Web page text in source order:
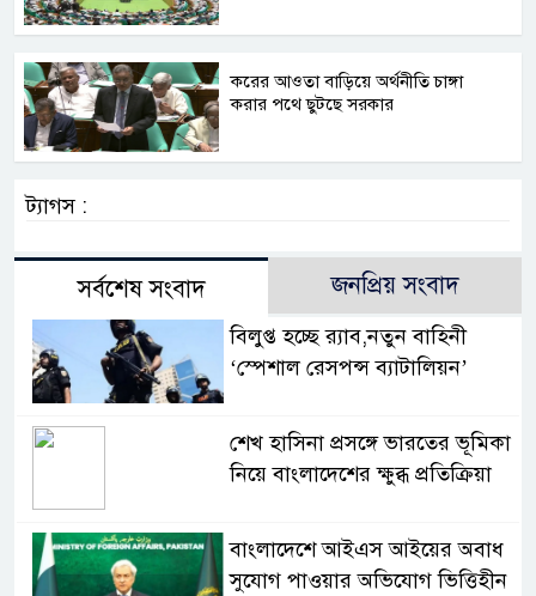
করের আওতা বাড়িয়ে অর্থনীতি চাঙ্গা
করার পথে ছুটছে সরকার
ট্যাগস :
সর্বশেষ সংবাদ জনপ্রিয় সংবাদ
বিলুপ্ত হচ্ছে র‍্যাব,নতুন বাহিনী
‘স্পেশাল রেসপন্স ব্যাটালিয়ন’
শেখ হাসিনা প্রসঙ্গে ভারতের ভূমিকা
নিয়ে বাংলাদেশের ক্ষুব্ধ প্রতিক্রিয়া
বাংলাদেশে আইএস আইয়ের অবাধ
সুযোগ পাওয়ার অভিযোগ ভিত্তিহীন